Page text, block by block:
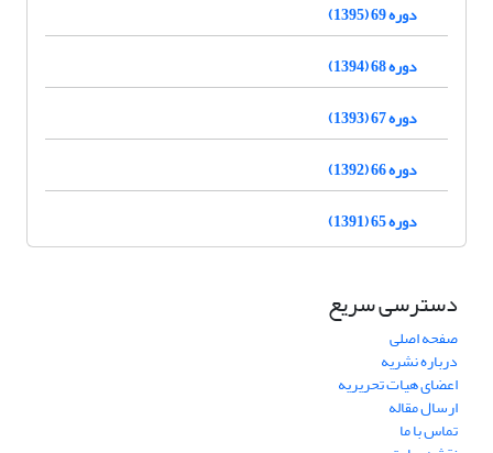
دوره 69 (1395)
دوره 68 (1394)
دوره 67 (1393)
دوره 66 (1392)
دوره 65 (1391)
دسترسی سریع
صفحه اصلی
درباره نشریه
اعضای هیات تحریریه
ارسال مقاله
تماس با ما